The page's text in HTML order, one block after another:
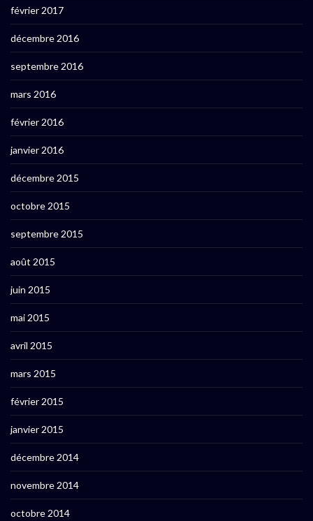
février 2017
décembre 2016
septembre 2016
mars 2016
février 2016
janvier 2016
décembre 2015
octobre 2015
septembre 2015
août 2015
juin 2015
mai 2015
avril 2015
mars 2015
février 2015
janvier 2015
décembre 2014
novembre 2014
octobre 2014